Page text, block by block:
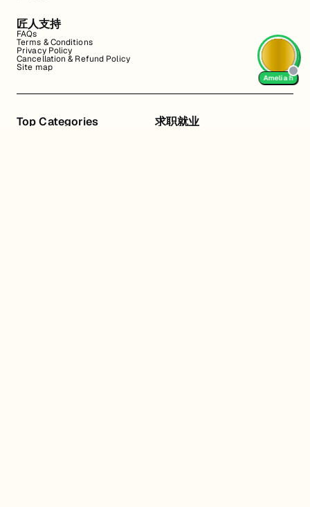
匠人支持
FAQs
Terms & Conditions
Privacy Policy
Cancellation & Refund Policy
Site map
Top Categories 求职就业
Amelia h